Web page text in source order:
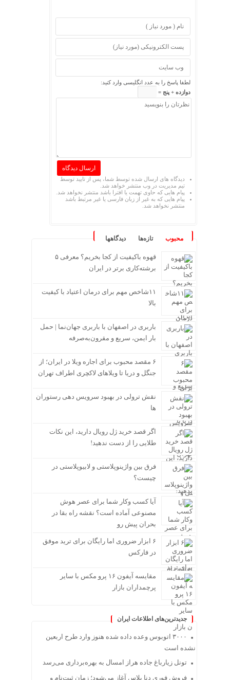
لطفا پاسخ را به عدد انگلیسی وارد کنید:
دوازده + پنج =
دیدگاه های ارسال شده توسط شما، پس از تایید توسط
تیم مدیریت در وب منتشر خواهد شد.
پیام هایی که حاوی تهمت یا افترا باشد منتشر نخواهد شد.
پیام هایی که به غیر از زبان فارسی یا غیر مرتبط باشد
منتشر نخواهد شد.
محبوب تازه‌ها دیدگاهها
قهوه باکیفیت از کجا بخریم؟ معرفی ۵
برشته‌کاری برتر در ایران
۱۱شاخص مهم برای درمان اعتیاد با کیفیت
بالا
باربری در اصفهان با باربری جهان‌نما | حمل
بار ایمن، سریع و مقرون‌به‌صرفه
۶ مقصد محبوب برای اجاره ویلا در ایران؛ از
جنگل و دریا تا ویلاهای لاکچری اطراف تهران
نقش ترولی در بهبود سرویس دهی رستوران
ها
اگر قصد خرید ژل رویال دارید، این نکات
طلایی را از دست ندهید!
فرق بین واژینوپلاستی و لابیوپلاستی در
چیست؟
آیا کسب وکار شما برای عصر هوش
مصنوعی آماده است؟ نقشه راه بقا در
بحران پیش رو
۶ ابزار ضروری اما رایگان برای ترید موفق
در فارکس
مقایسه آیفون ۱۶ پرو مکس با سایر
پرچمداران بازار
جدیدترین‌های اطلاعات ایران
۳۰۰۰ اتوبوس وعده داده شده هنوز وارد طرح اربعین
نشده است
تونل زیارباغ جاده هراز امسال به بهره‌برداری می‌رسد
فروش فوری دنا پلاس آغاز می‌شود؛ زمان ثبت‌نام و